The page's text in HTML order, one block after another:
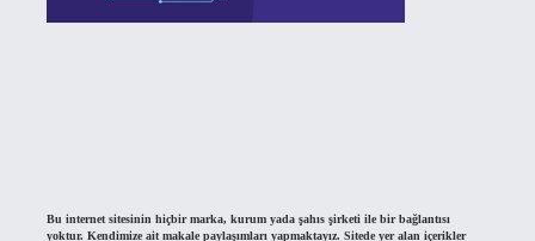
Bu internet sitesinin hiçbir marka, kurum yada şahıs şirketi ile bir bağlantısı
yoktur. Kendimize ait makale paylaşımları yapmaktayız. Sitede yer alan içerikler